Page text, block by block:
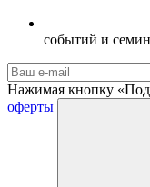
событий и
Нажимая кнопку
оферты